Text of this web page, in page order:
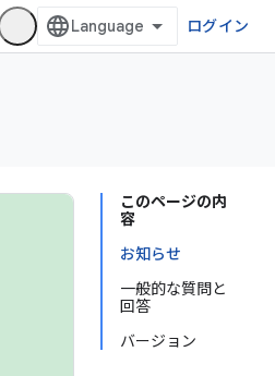
ログイン
このページの内
容
お知らせ
一般的な質問と
回答
バージョン